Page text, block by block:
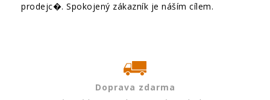
prodejc�. Spokojený zákazník je náším cílem.
Doprava zdarma